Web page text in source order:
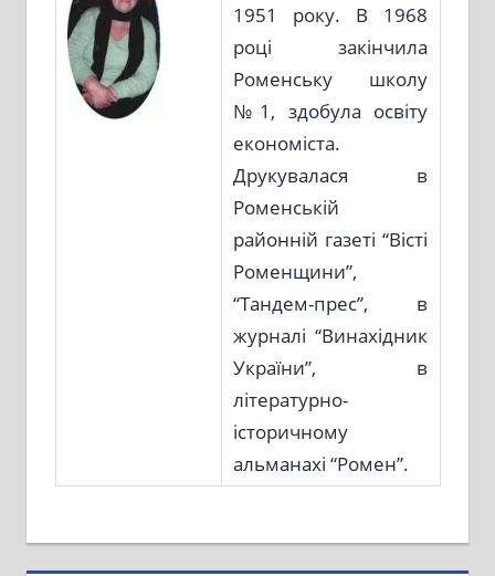
1951 року. В 1968
році закінчила
Роменську школу
№1, здобула освіту
економіста.
Друкувалася в
Роменській
районній газеті “Вісті
Роменщини”,
“Тандем-прес”, в
журналі “Винахідник
України”, в
літературно-
історичному
альманахі “Ромен”.